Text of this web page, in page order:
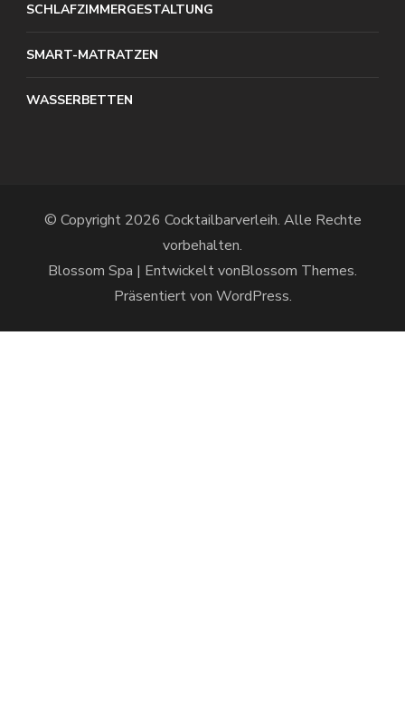
SCHLAFZIMMERGESTALTUNG
SMART-MATRATZEN
WASSERBETTEN
© Copyright 2026 Cocktailbarverleih. Alle Rechte
vorbehalten.
Blossom Spa | Entwickelt vonBlossom Themes.
Präsentiert von WordPress.